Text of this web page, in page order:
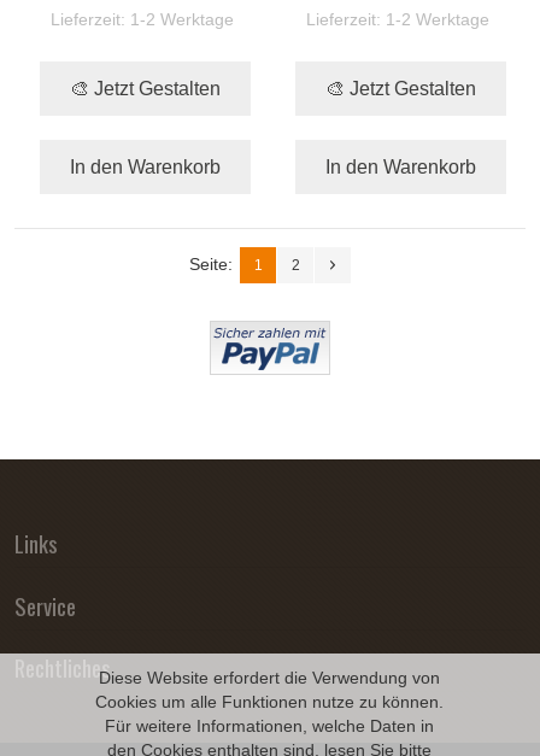
Diese Website erfordert die Verwendung von
Cookies um alle Funktionen nutze zu können.
Für weitere Informationen, welche Daten in
den Cookies enthalten sind, lesen Sie bitte
Lieferzeit: 1-2 Werktage
🎨 Jetzt Gestalten
In den Warenkorb
Lieferzeit: 1-2 Werktage
🎨 Jetzt Gestalten
In den Warenkorb
Seite: 1 2
Links
Service
Rechtliches